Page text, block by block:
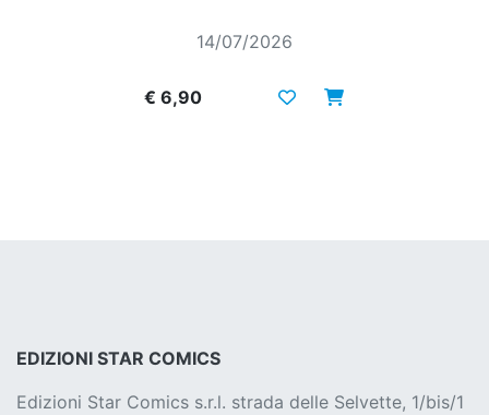
14/07/2026
€ 6,90
EDIZIONI STAR COMICS
Edizioni Star Comics s.r.l. strada delle Selvette, 1/bis/1